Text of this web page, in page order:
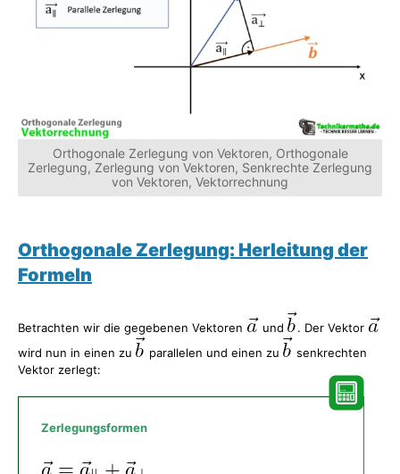
Orthogonale Zerlegung von Vektoren, Orthogonale
Zerlegung, Zerlegung von Vektoren, Senkrechte Zerlegung
von Vektoren, Vektorrechnung
Orthogonale Zerlegung: Herleitung der
Formeln
Betrachten wir die gegebenen Vektoren und
. Der Vektor
wird nun in einen zu
parallelen und einen zu
senkrechten
Vektor zerlegt:
Zerlegungsformen